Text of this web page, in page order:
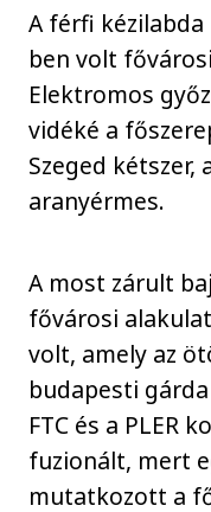
A férfi
ben volt
Elektromos
vidéké a
Szeged
aranyérmes.
A most zárult
fővárosi alakulat
volt, amely az
budapesti
FTC és a PLER
fuzionált, mert
mutatkozott a